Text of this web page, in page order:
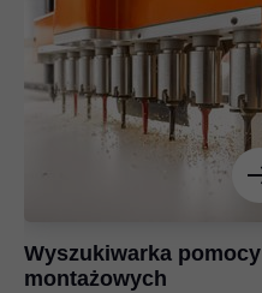
Wyszukiwarka pomocy
montażowych